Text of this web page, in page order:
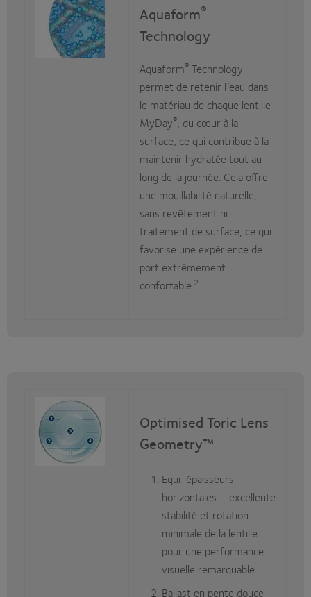
Aquaform®
Technology
Aquaform® Technology
permet de retenir l’eau dans
le matériau de chaque lentille
MyDay®, du cœur à la
surface, ce qui contribue à la
maintenir hydratée tout au
long de la journée. Cela offre
une mouillabilité naturelle,
sans revêtement ni
traitement de surface, ce qui
favorise une expérience de
port extrêmement
confortable.2
Optimised Toric Lens
Geometry™
Equi-épaisseurs
horizontales – excellente
stabilité et rotation
minimale de la lentille
pour une performance
visuelle remarquable
Ballast en pente douce